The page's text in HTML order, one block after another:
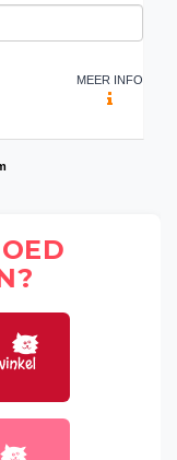
MEER INFO